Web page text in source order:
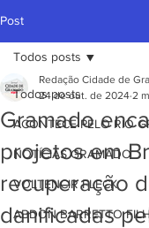
Post
Todos posts
ACONTECE PELO RIO
NOTÍCIAS GRAMADO
VOLTENCIR FLECK
ABDON BARRETTO
Todos posts
Gramado
projetos em
recuperação
danificadas
Redação Cidade de
24 de out. de 2024 2